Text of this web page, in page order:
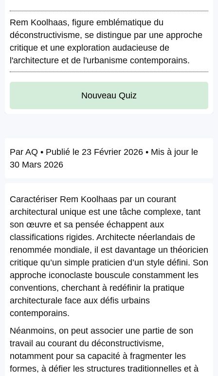
Rem Koolhaas, figure emblématique du
déconstructivisme, se distingue par une approche
critique et une exploration audacieuse de
l'architecture et de l'urbanisme contemporains.
Nouveau Quiz
Par AQ • Publié le 23 Février 2026 • Mis à jour le
30 Mars 2026
Caractériser Rem Koolhaas par un courant
architectural unique est une tâche complexe, tant
son œuvre et sa pensée échappent aux
classifications rigides. Architecte néerlandais de
renommée mondiale, il est davantage un théoricien
critique qu’un simple praticien d’un style défini. Son
approche iconoclaste bouscule constamment les
conventions, cherchant à redéfinir la pratique
architecturale face aux défis urbains
contemporains.
Néanmoins, on peut associer une partie de son
travail au courant du déconstructivisme,
notamment pour sa capacité à fragmenter les
formes, à défier les structures traditionnelles et à